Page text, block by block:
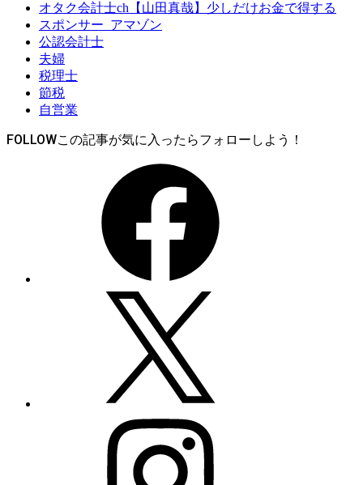
オタク会計士ch【山田真哉】少しだけお金で得する
スポンサー_アマゾン
公認会計士
夫婦
税理士
節税
自営業
FOLLOW